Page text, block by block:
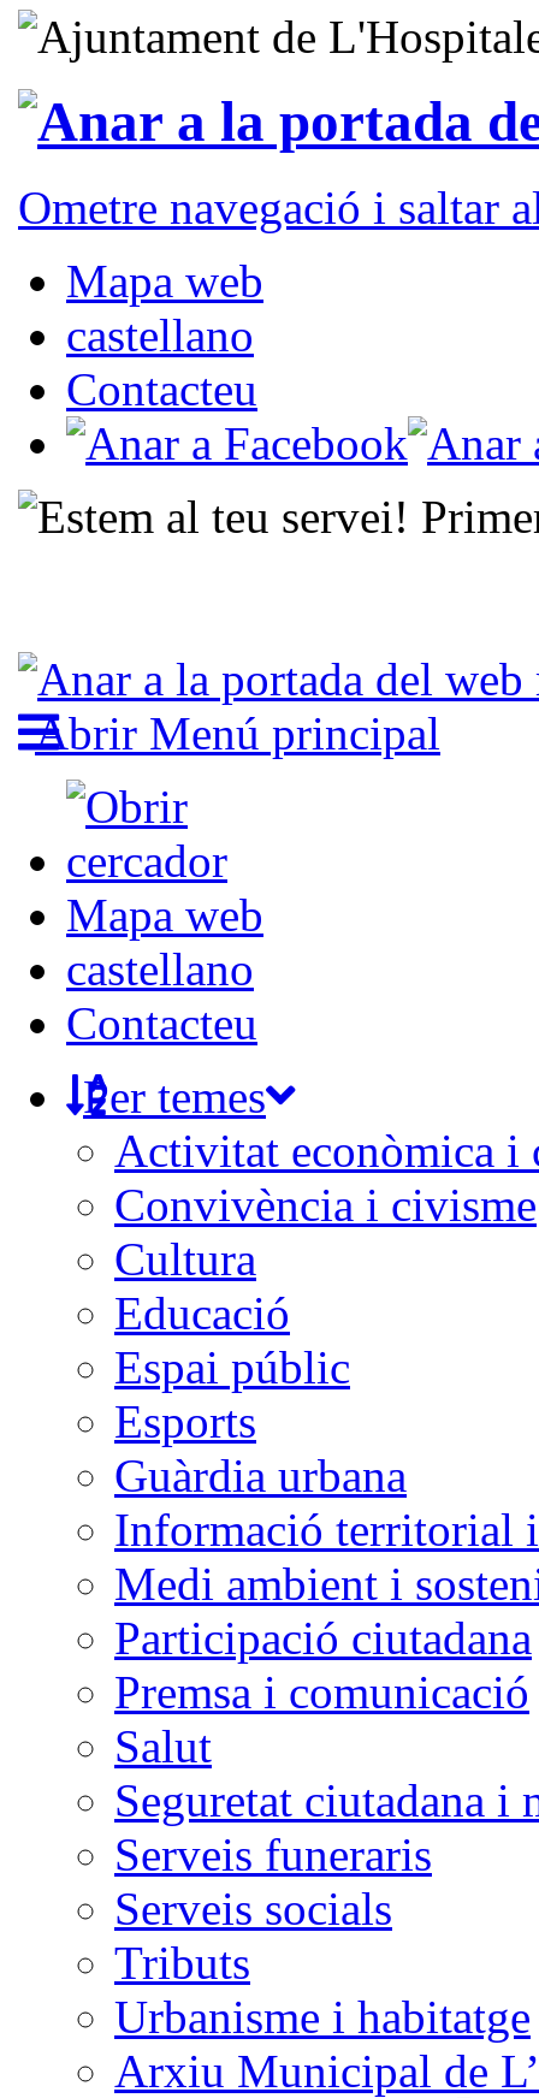
Ometre navegació i saltar
Mapa web
castellano
Contacteu
Abrir Menú principal
Mapa web
castellano
Contacteu
Per temes
Activitat econòmica i
Convivència i civisme
Cultura
Educació
Espai públic
Esports
Guàrdia urbana
Informació territorial
Medi ambient i
Participació ciutadana
Premsa i comunicació
Salut
Seguretat ciutadana i
Serveis funeraris
Serveis socials
Tributs
Urbanisme i habitatge
Arxiu Municipal de